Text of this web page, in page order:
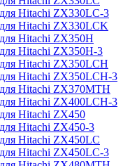
Hitachi ZX330LC-3
Hitachi ZX330LCK
Hitachi ZX350H
Hitachi ZX350H-3
Hitachi ZX350LCH
Hitachi ZX350LCH-3
Hitachi ZX370MTH
Hitachi ZX400LCH-3
Hitachi ZX450
Hitachi ZX450-3
Hitachi ZX450LC
Hitachi ZX450LC-3